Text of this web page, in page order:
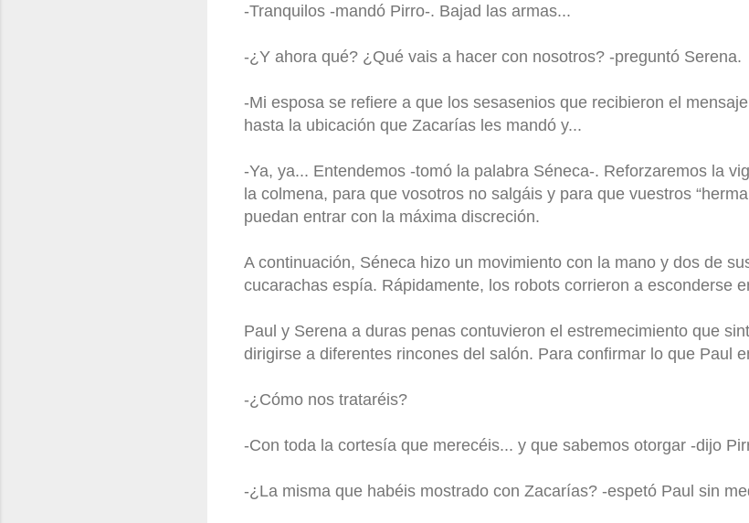
-Tranquilos -mandó Pirro-. Bajad las armas...
-¿Y ahora qué? ¿Qué vais a hacer con nosotros? -preguntó Serena.
-Mi esposa se refiere a que los sesasenios que recibieron el
hasta la ubicación que Zacarías les mandó y...
-Ya, ya... Entendemos -tomó la palabra Séneca-. Reforzaremos la
la colmena, para que vosotros no salgáis y para que vuestros
puedan entrar con la máxima discreción.
A continuación, Séneca hizo un movimiento con la mano y dos de
cucarachas espía. Rápidamente, los robots corrieron a esconderse
Paul y Serena a duras penas contuvieron el estremecimiento que
dirigirse a diferentes rincones del salón. Para confirmar lo que Paul
-¿Cómo nos trataréis?
-Con toda la cortesía que merecéis... y que sabemos otorgar -dijo
-¿La misma que habéis mostrado con Zacarías? -espetó Paul sin